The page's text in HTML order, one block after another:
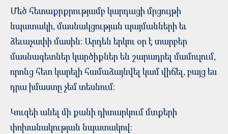
Մեծ հետաքրքրությամբ կարդացի մրցույթի
նպատակի, մասնակցության պայմանների եւ
ձեւաչափի մասին: Արդեն երկու օր է տարբեր
մասնագետներ կարծիքներ են շարադրել մամուլում,
որոնց հետ կարելի համաձայնվել կամ վիճել, բայց ես
դրա իմաստը չեմ տեսնում:
Կուզեի անել մի քանի դիտարկում մտքերի
փոխանակության նպատակով: